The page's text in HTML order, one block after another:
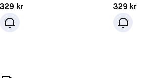
Pris: 329 kr
329 kr
Pris: 329 kr
329 kr